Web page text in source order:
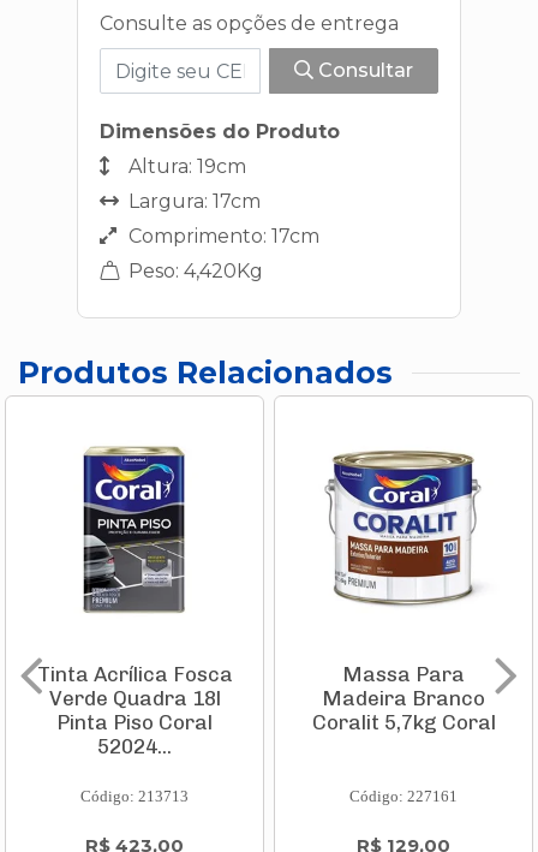
Consulte as opções de entrega
Consultar
Dimensões do Produto
Altura: 19cm
Largura: 17cm
Comprimento: 17cm
Peso: 4,420Kg
Produtos Relacionados
Tinta Acrílica Fosca
Verde Quadra 18l
Pinta Piso Coral
52024...
Código: 213713
R$ 423,00
Massa Para
Madeira Branco
Coralit 5,7kg Coral
Código: 227161
R$ 129,00